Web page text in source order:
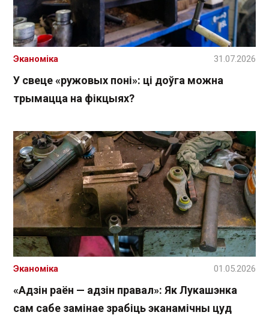
У свеце «ружовых поні»: ці доўга можна
трымацца на фікцыях?
Эканоміка 31.07.2026
«Адзін раён — адзін правал»: Як Лукашэнка
сам сабе замінае зрабіць эканамічны цуд
Эканоміка 01.05.2026